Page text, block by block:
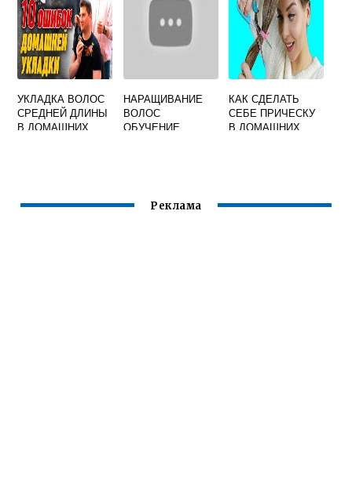
УКЛАДКА ВОЛОС
СРЕДНЕЙ ДЛИНЫ
В ДОМАШНИХ
НАРАЩИВАНИЕ
ВОЛОС
ОБУЧЕНИЕ
КАК СДЕЛАТЬ
СЕБЕ ПРИЧЕСКУ
В ДОМАШНИХ
Реклама